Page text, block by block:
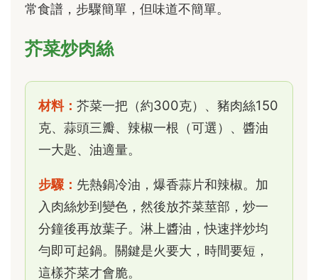
常食譜，步驟簡單，但味道不簡單。
芥菜炒肉絲
材料： 芥菜一把（約300克）、豬肉絲150
克、蒜頭三瓣、辣椒一根（可選）、醬油
一大匙、油適量。
步驟： 先熱鍋冷油，爆香蒜片和辣椒。加
入肉絲炒到變色，然後放芥菜莖部，炒一
分鐘後再放葉子。淋上醬油，快速拌炒均
勻即可起鍋。關鍵是火要大，時間要短，
這樣芥菜才會脆。